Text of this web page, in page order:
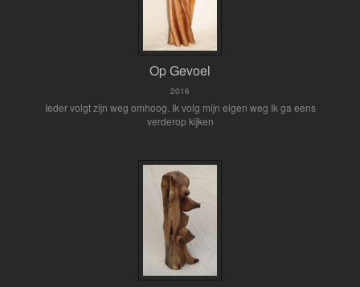
Op Gevoel
2016
Ieder volgt zijn weg omhoog. Ik volg mijn eigen weg Ik ga eens
verderop kijken